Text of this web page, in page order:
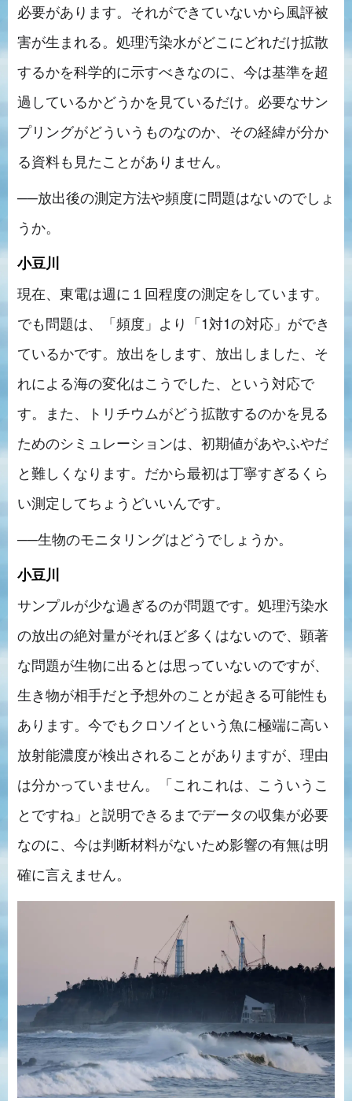
必要があります。それができていないから風評被
害が生まれる。処理汚染水がどこにどれだけ拡散
するかを科学的に示すべきなのに、今は基準を超
過しているかどうかを見ているだけ。必要なサン
プリングがどういうものなのか、その経緯が分か
る資料も見たことがありません。
──放出後の測定方法や頻度に問題はないのでしょ
うか。
小豆川
現在、東電は週に１回程度の測定をしています。
でも問題は、「頻度」より「1対1の対応」ができ
ているかです。放出をします、放出しました、そ
れによる海の変化はこうでした、という対応で
す。また、トリチウムがどう拡散するのかを見る
ためのシミュレーションは、初期値があやふやだ
と難しくなります。だから最初は丁寧すぎるくら
い測定してちょうどいいんです。
──生物のモニタリングはどうでしょうか。
小豆川
サンプルが少な過ぎるのが問題です。処理汚染水
の放出の絶対量がそれほど多くはないので、顕著
な問題が生物に出るとは思っていないのですが、
生き物が相手だと予想外のことが起きる可能性も
あります。今でもクロソイという魚に極端に高い
放射能濃度が検出されることがありますが、理由
は分かっていません。「これこれは、こういうこ
とですね」と説明できるまでデータの収集が必要
なのに、今は判断材料がないため影響の有無は明
確に言えません。